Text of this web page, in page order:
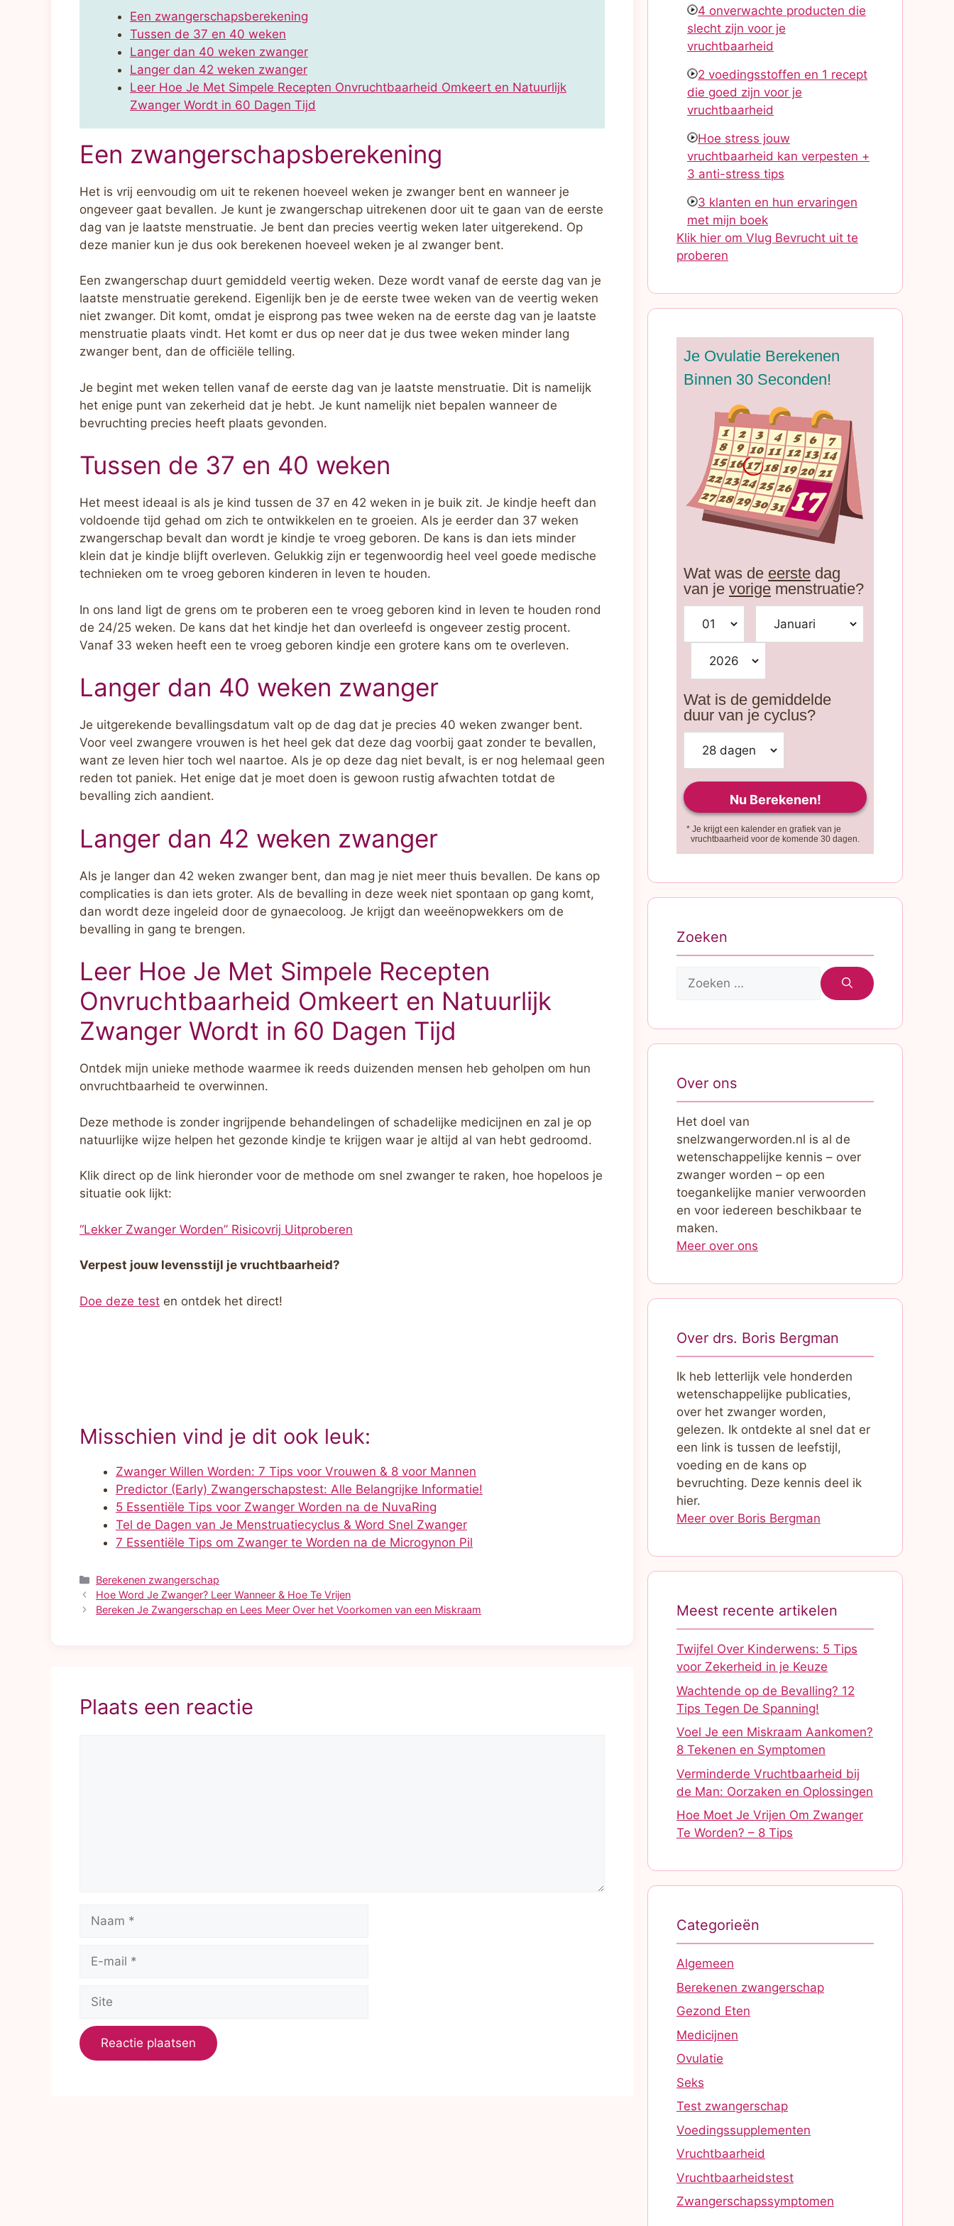
Een zwangerschapsberekening
Tussen de 37 en 40 weken
Langer dan 40 weken zwanger
Langer dan 42 weken zwanger
Leer Hoe Je Met Simpele Recepten Onvruchtbaarheid Omkeert en Natuurlijk
Zwanger Wordt in 60 Dagen Tijd
Een zwangerschapsberekening
Het is vrij eenvoudig om uit te rekenen hoeveel weken je zwanger bent en wanneer je
ongeveer gaat bevallen. Je kunt je zwangerschap uitrekenen door uit te gaan van de eerste
dag van je laatste menstruatie. Je bent dan precies veertig weken later uitgerekend. Op
deze manier kun je dus ook berekenen hoeveel weken je al zwanger bent.
Een zwangerschap duurt gemiddeld veertig weken. Deze wordt vanaf de eerste dag van je
laatste menstruatie gerekend. Eigenlijk ben je de eerste twee weken van de veertig weken
niet zwanger. Dit komt, omdat je eisprong pas twee weken na de eerste dag van je laatste
menstruatie plaats vindt. Het komt er dus op neer dat je dus twee weken minder lang
zwanger bent, dan de officiële telling.
Je begint met weken tellen vanaf de eerste dag van je laatste menstruatie. Dit is namelijk
het enige punt van zekerheid dat je hebt. Je kunt namelijk niet bepalen wanneer de
bevruchting precies heeft plaats gevonden.
Tussen de 37 en 40 weken
Het meest ideaal is als je kind tussen de 37 en 42 weken in je buik zit. Je kindje heeft dan
voldoende tijd gehad om zich te ontwikkelen en te groeien. Als je eerder dan 37 weken
zwangerschap bevalt dan wordt je kindje te vroeg geboren. De kans is dan iets minder
klein dat je kindje blijft overleven. Gelukkig zijn er tegenwoordig heel veel goede medische
technieken om te vroeg geboren kinderen in leven te houden.
In ons land ligt de grens om te proberen een te vroeg geboren kind in leven te houden rond
de 24/25 weken. De kans dat het kindje het dan overleefd is ongeveer zestig procent.
Vanaf 33 weken heeft een te vroeg geboren kindje een grotere kans om te overleven.
Langer dan 40 weken zwanger
Je uitgerekende bevallingsdatum valt op de dag dat je precies 40 weken zwanger bent.
Voor veel zwangere vrouwen is het heel gek dat deze dag voorbij gaat zonder te bevallen,
want ze leven hier toch wel naartoe. Als je op deze dag niet bevalt, is er nog helemaal geen
reden tot paniek. Het enige dat je moet doen is gewoon rustig afwachten totdat de
bevalling zich aandient.
Langer dan 42 weken zwanger
Als je langer dan 42 weken zwanger bent, dan mag je niet meer thuis bevallen. De kans op
complicaties is dan iets groter. Als de bevalling in deze week niet spontaan op gang komt,
dan wordt deze ingeleid door de gynaecoloog. Je krijgt dan weeënopwekkers om de
bevalling in gang te brengen.
Leer Hoe Je Met Simpele Recepten
Onvruchtbaarheid Omkeert en Natuurlijk
Zwanger Wordt in 60 Dagen Tijd
Ontdek mijn unieke methode waarmee ik reeds duizenden mensen heb geholpen om hun
onvruchtbaarheid te overwinnen.
Deze methode is zonder ingrijpende behandelingen of schadelijke medicijnen en zal je op
natuurlijke wijze helpen het gezonde kindje te krijgen waar je altijd al van hebt gedroomd.
Klik direct op de link hieronder voor de methode om snel zwanger te raken, hoe hopeloos je
situatie ook lijkt:
“Lekker Zwanger Worden” Risicovrij Uitproberen
Verpest jouw levensstijl je vruchtbaarheid?
Doe deze test en ontdek het direct!
Misschien vind je dit ook leuk:
Zwanger Willen Worden: 7 Tips voor Vrouwen & 8 voor Mannen
Predictor (Early) Zwangerschapstest: Alle Belangrijke Informatie!
5 Essentiële Tips voor Zwanger Worden na de NuvaRing
Tel de Dagen van Je Menstruatiecyclus & Word Snel Zwanger
7 Essentiële Tips om Zwanger te Worden na de Microgynon Pil
Categorieën
Berekenen zwangerschap
Hoe Word Je Zwanger? Leer Wanneer & Hoe Te Vrijen
Bereken Je Zwangerschap en Lees Meer Over het Voorkomen van een Miskraam
Plaats een reactie
Naam
Site
4 onverwachte producten die
slecht zijn voor je
vruchtbaarheid
2 voedingsstoffen en 1 recept
die goed zijn voor je
vruchtbaarheid
Hoe stress jouw
vruchtbaarheid kan verpesten +
3 anti-stress tips
3 klanten en hun ervaringen
met mijn boek
Klik hier om Vlug Bevrucht uit te
proberen
Je Ovulatie Berekenen
Binnen 30 Seconden!
Wat was de eerste dag
van je vorige menstruatie?
Wat is de gemiddelde
duur van je cyclus?
* Je krijgt een kalender en grafiek van je
vruchtbaarheid voor de komende 30 dagen.
Zoeken
Zoek
Over ons
Het doel van
snelzwangerworden.nl is al de
wetenschappelijke kennis – over
zwanger worden – op een
toegankelijke manier verwoorden
en voor iedereen beschikbaar te
maken.
Meer over ons
Over drs. Boris Bergman
Ik heb letterlijk vele honderden
wetenschappelijke publicaties,
over het zwanger worden,
gelezen. Ik ontdekte al snel dat er
een link is tussen de leefstijl,
voeding en de kans op
bevruchting. Deze kennis deel ik
hier.
Meer over Boris Bergman
Meest recente artikelen
Twijfel Over Kinderwens: 5 Tips
voor Zekerheid in je Keuze
Wachtende op de Bevalling? 12
Tips Tegen De Spanning!
Voel Je een Miskraam Aankomen?
8 Tekenen en Symptomen
Verminderde Vruchtbaarheid bij
de Man: Oorzaken en Oplossingen
Hoe Moet Je Vrijen Om Zwanger
Te Worden? – 8 Tips
Categorieën
Algemeen
Berekenen zwangerschap
Gezond Eten
Medicijnen
Ovulatie
Seks
Test zwangerschap
Voedingssupplementen
Vruchtbaarheid
Vruchtbaarheidstest
Zwangerschapssymptomen